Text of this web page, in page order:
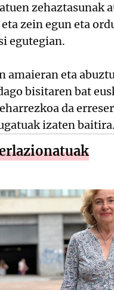
zehaztasunak
zein egun eta
egutegian.
amaieran eta
bisitaren bat
da
izaten baitira.